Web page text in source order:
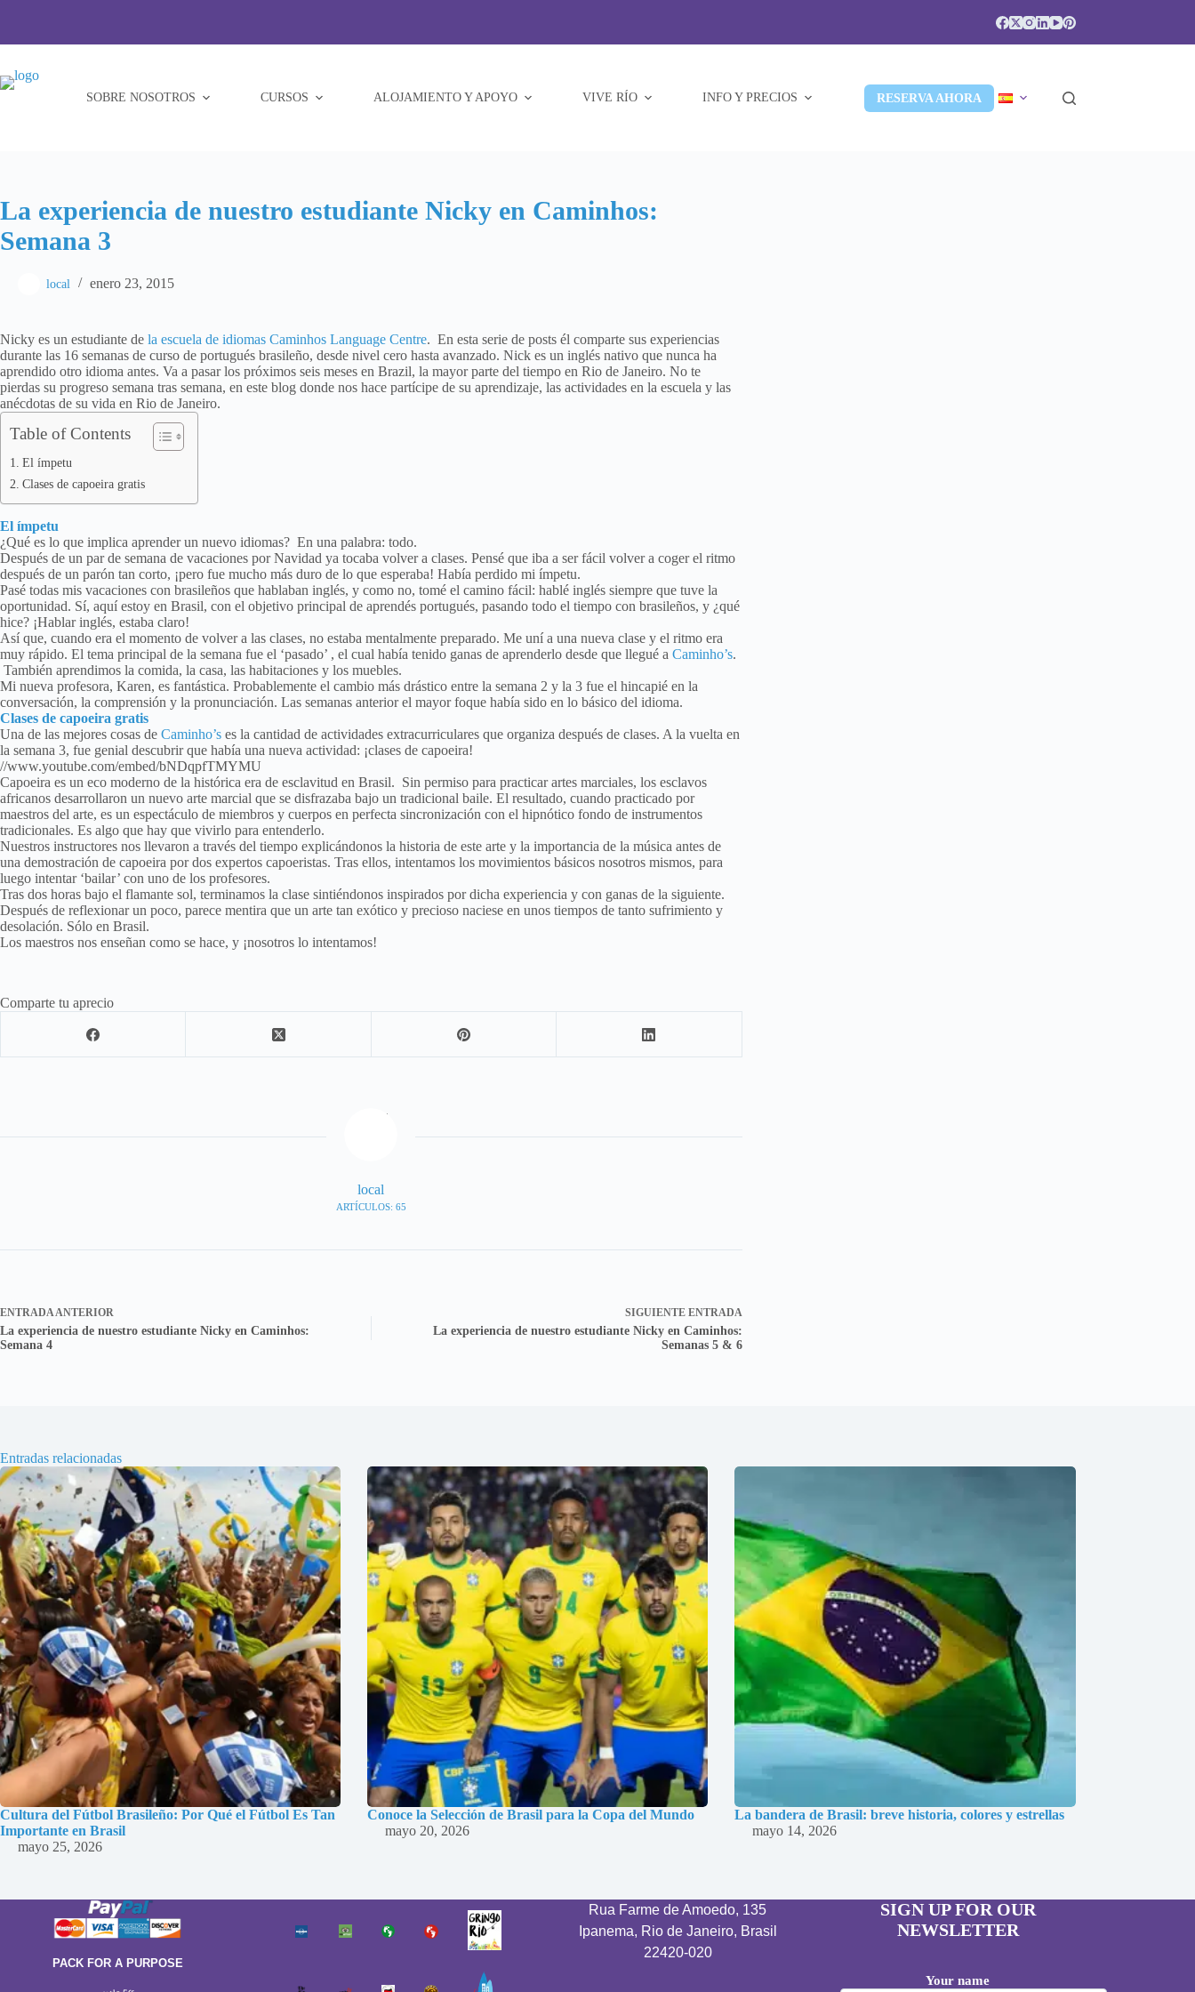
SOBRE NOSOTROS CURSOS ALOJAMIENTO Y APOYO VIVE RÍO INFO Y PRECIOS RESERVA AHORA
La experiencia de nuestro estudiante Nicky en Caminhos:
Semana 3
local enero 23, 2015
Nicky es un estudiante de la escuela de idiomas Caminhos Language Centre. En esta serie de posts él comparte sus experiencias
durante las 16 semanas de curso de portugués brasileño, desde nivel cero hasta avanzado. Nick es un inglés nativo que nunca ha
aprendido otro idioma antes. Va a pasar los próximos seis meses en Brazil, la mayor parte del tiempo en Rio de Janeiro. No te
pierdas su progreso semana tras semana, en este blog donde nos hace partícipe de su aprendizaje, las actividades en la escuela y las
anécdotas de su vida en Rio de Janeiro.
Table of Contents
El ímpetu
Clases de capoeira gratis
El ímpetu
¿Qué es lo que implica aprender un nuevo idiomas? En una palabra: todo.
Después de un par de semana de vacaciones por Navidad ya tocaba volver a clases. Pensé que iba a ser fácil volver a coger el ritmo
después de un parón tan corto, ¡pero fue mucho más duro de lo que esperaba! Había perdido mi ímpetu.
Pasé todas mis vacaciones con brasileños que hablaban inglés, y como no, tomé el camino fácil: hablé inglés siempre que tuve la
oportunidad. Sí, aquí estoy en Brasil, con el objetivo principal de aprendés portugués, pasando todo el tiempo con brasileños, y ¿qué
hice? ¡Hablar inglés, estaba claro!
Así que, cuando era el momento de volver a las clases, no estaba mentalmente preparado. Me uní a una nueva clase y el ritmo era
muy rápido. El tema principal de la semana fue el ‘pasado’ , el cual había tenido ganas de aprenderlo desde que llegué a Caminho’s.
También aprendimos la comida, la casa, las habitaciones y los muebles.
Mi nueva profesora, Karen, es fantástica. Probablemente el cambio más drástico entre la semana 2 y la 3 fue el hincapié en la
conversación, la comprensión y la pronunciación. Las semanas anterior el mayor foque había sido en lo básico del idioma.
Clases de capoeira gratis
Una de las mejores cosas de Caminho’s es la cantidad de actividades extracurriculares que organiza después de clases. A la vuelta en
la semana 3, fue genial descubrir que había una nueva actividad: ¡clases de capoeira!
//www.youtube.com/embed/bNDqpfTMYMU
Capoeira es un eco moderno de la histórica era de esclavitud en Brasil. Sin permiso para practicar artes marciales, los esclavos
africanos desarrollaron un nuevo arte marcial que se disfrazaba bajo un tradicional baile. El resultado, cuando practicado por
maestros del arte, es un espectáculo de miembros y cuerpos en perfecta sincronización con el hipnótico fondo de instrumentos
tradicionales. Es algo que hay que vivirlo para entenderlo.
Nuestros instructores nos llevaron a través del tiempo explicándonos la historia de este arte y la importancia de la música antes de
una demostración de capoeira por dos expertos capoeristas. Tras ellos, intentamos los movimientos básicos nosotros mismos, para
luego intentar ‘bailar’ con uno de los profesores.
Tras dos horas bajo el flamante sol, terminamos la clase sintiéndonos inspirados por dicha experiencia y con ganas de la siguiente.
Después de reflexionar un poco, parece mentira que un arte tan exótico y precioso naciese en unos tiempos de tanto sufrimiento y
desolación. Sólo en Brasil.
Los maestros nos enseñan como se hace, y ¡nosotros lo intentamos!
Comparte tu aprecio
local
ARTÍCULOS: 65
ENTRADAANTERIOR
La experiencia de nuestro estudiante Nicky en Caminhos:
Semana 4
SIGUIENTE ENTRADA
La experiencia de nuestro estudiante Nicky en Caminhos:
Semanas 5 & 6
Entradas relacionadas
Cultura del Fútbol Brasileño: Por Qué el Fútbol Es Tan
Importante en Brasil
mayo 25, 2026
Conoce la Selección de Brasil para la Copa del Mundo
mayo 20, 2026
La bandera de Brasil: breve historia, colores y estrellas
mayo 14, 2026
PACK FOR A PURPOSE
Rua Farme de Amoedo, 135
Ipanema, Rio de Janeiro, Brasil
22420-020
SIGN UP FOR OUR
NEWSLETTER
Your name